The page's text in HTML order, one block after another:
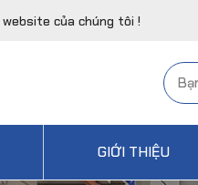
website của chúng tôi !
GIỚI THIỆU